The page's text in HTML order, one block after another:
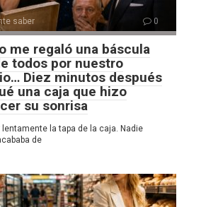
saber 0
me regaló una báscula
todos por nuestro
Diez minutos después
una caja que hizo
su sonrisa
lentamente la tapa de la caja. Nadie
de